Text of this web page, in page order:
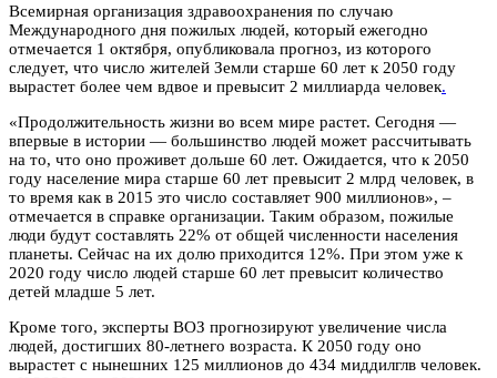
Всемирная организация здравоохранения по случаю
Международного дня пожилых людей, который ежегодно
отмечается 1 октября, опубликовала прогноз, из которого
следует, что число жителей Земли старше 60 лет к 2050 году
вырастет более чем вдвое и превысит 2 миллиарда человек.
«Продолжительность жизни во всем мире растет. Сегодня —
впервые в истории — большинство людей может рассчитывать
на то, что оно проживет дольше 60 лет. Ожидается, что к 2050
году население мира старше 60 лет превысит 2 млрд человек, в
то время как в 2015 это число составляет 900 миллионов», –
отмечается в справке организации. Таким образом, пожилые
люди будут составлять 22% от общей численности населения
планеты. Сейчас на их долю приходится 12%. При этом уже к
2020 году число людей старше 60 лет превысит количество
детей младше 5 лет.
Кроме того, эксперты ВОЗ прогнозируют увеличение числа
людей, достигших 80-летнего возраста. К 2050 году оно
вырастет с нынешних 125 миллионов до 434 миддилглв человек.